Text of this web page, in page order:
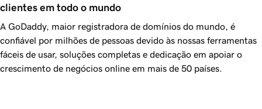
clientes em todo o mundo
A GoDaddy, maior registradora de domínios do mundo, é
confiável por milhões de pessoas devido às nossas ferramentas
fáceis de usar, soluções completas e dedicação em apoiar o
crescimento de negócios online em mais de 50 países.